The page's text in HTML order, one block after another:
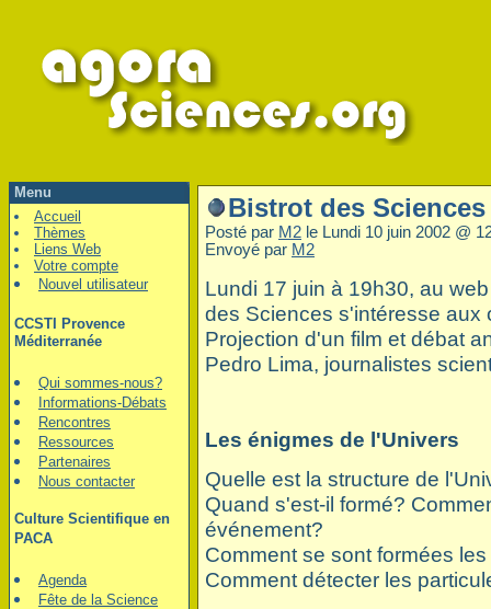
Menu
Accueil
Thèmes
Liens Web
Votre compte
Nouvel utilisateur
CCSTI Provence
Méditerranée
Qui sommes-nous?
Informations-Débats
Rencontres
Ressources
Partenaires
Nous contacter
Culture Scientifique en
PACA
Agenda
Fête de la Science
Bistrot des
Posté par M2 le Lundi 10 juin 2002 @
Envoyé par M2
Lundi 17 juin à 19h30, au
des Sciences s'intéresse aux
Projection d'un film et débat
Pedro Lima, journalistes
Les énigmes de l'Univers
Quelle est la structure de
Quand s'est-il formé?
événement?
Comment se sont formées
Comment détecter les